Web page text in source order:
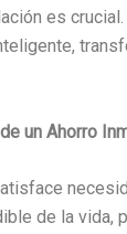
es
un Ahorro
de la